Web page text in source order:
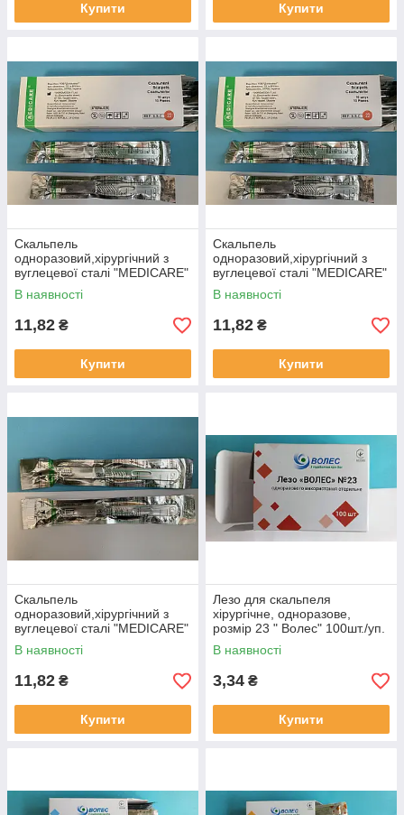
Купити Купити
Скальпель
одноразовий,хірургічний з
вуглецевої сталі "MEDICARE"
№22 (10шт./уп.)
В наявності
11,82 ₴
Купити
Скальпель
одноразовий,хірургічний з
вуглецевої сталі "MEDICARE"
№22 (10шт./уп.)
В наявності
11,82 ₴
Купити
Скальпель
одноразовий,хірургічний з
вуглецевої сталі "MEDICARE"
№23 (10шт./уп.)
В наявності
11,82 ₴
Купити
Лезо для скальпеля
хірургічне, одноразове,
розмір 23 " Волес" 100шт./уп.
В наявності
3,34 ₴
Купити